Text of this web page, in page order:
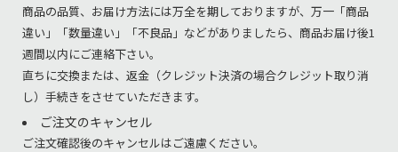
商品の品質、お届け方法には万全を期しておりますが、万一「商品
違い」「数量違い」「不良品」などがありましたら、商品お届け後1
週間以内にご連絡下さい。
直ちに交換または、返金（クレジット決済の場合クレジット取り消
し）手続きをさせていただきます。
ご注文のキャンセル
ご注文確認後のキャンセルはご遠慮ください。